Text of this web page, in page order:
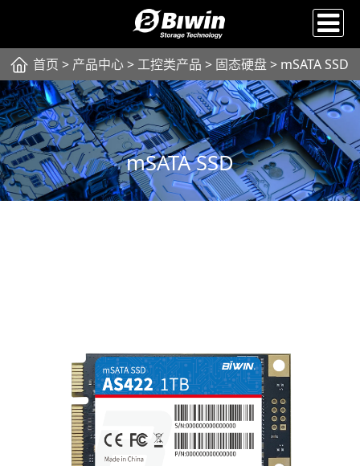
首页 > 产品中心> 工控类产品 > 固态硬盘> mSATA SSD
mSATA SSD